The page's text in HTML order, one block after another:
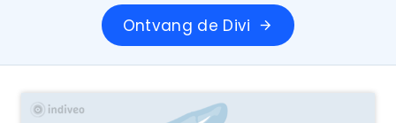
Ontvang de Divi arrow_forward